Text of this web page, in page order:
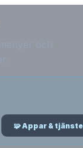
🧩 Appar &